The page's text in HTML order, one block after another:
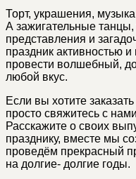
Торт, украшения,
А зажигательные
представления и
праздник активностью
провести волшебный,
любой вкус.
Если вы хотите
просто свяжитесь с
Расскажите о своих
празднику, вместе мы
проведём прекрасный
на долгие- долгие годы.